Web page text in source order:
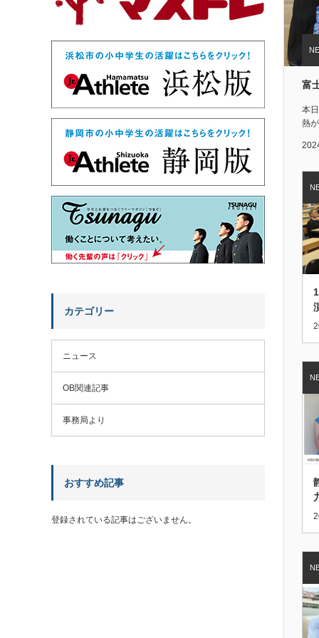
富
本
熱
カテゴリー
ニュース
OB関連記事
事務局より
おすすめ記事
登録されている記事はございません。